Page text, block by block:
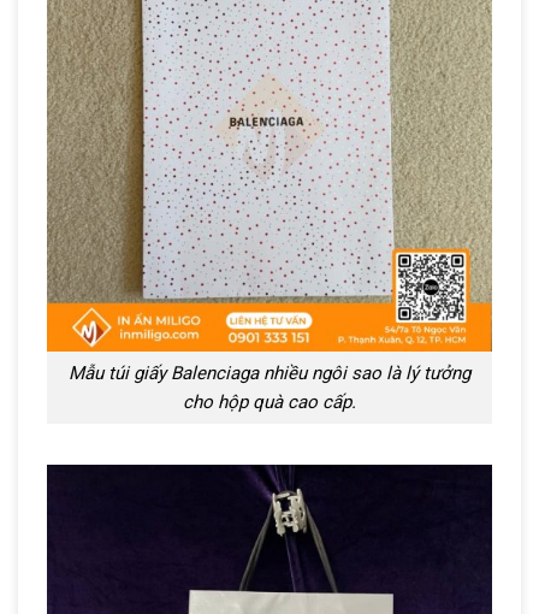
Mẫu túi giấy Balenciaga nhiều ngôi sao là lý tưởng
cho hộp quà cao cấp.